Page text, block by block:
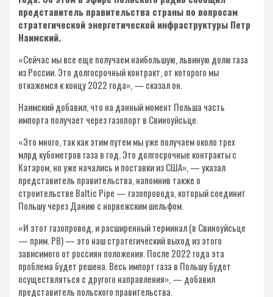
представитель правительства страны по вопросам
стратегической энергетической инфраструктуры Петр
Наимский.
«Сейчас мы все еще получаем наибольшую, львиную долю газа
из России. Это долгосрочный контракт, от которого мы
откажемся к концу 2022 года», — сказал он.
Наимский добавил, что на данный момент Польша часть
импорта получает через газопорт в Свиноуйсьце.
«Это много, так как этим путем мы уже получаем около трех
млрд кубометров газа в год. Это долгосрочные контракты с
Катаром, но уже начались и поставки из США», — указал
представитель правительства, напомнив также о
строительстве Baltic Pipe — газопровода, который соединит
Польшу через Данию с норвежским шельфом.
«И этот газопровод, и расширенный терминал (в Свиноуйсьце
— прим. РВ) — это наш стратегический выход из этого
зависимого от россиян положения. После 2022 года эта
проблема будет решена. Весь импорт газа в Польшу будет
осуществляться с другого направления», — добавил
представитель польского правительства.